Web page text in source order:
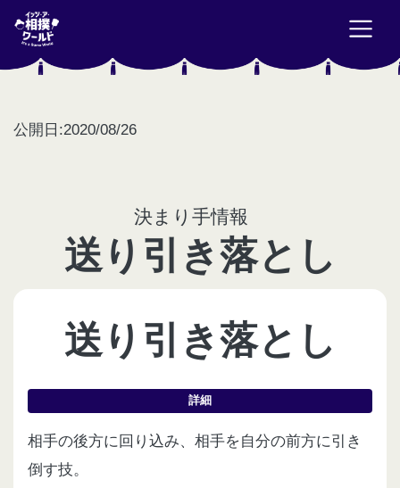
公開日:2020/08/26
決まり手情報
送り引き落とし
送り引き落とし
詳細
相手の後方に回り込み、相手を自分の前方に引き
倒す技。